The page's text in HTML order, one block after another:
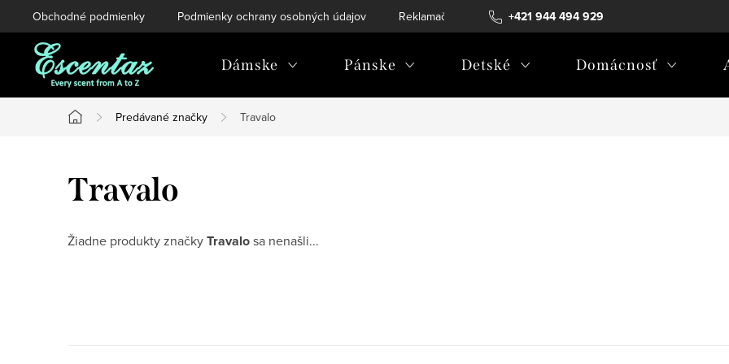
na
+421 944 494 929
Obchodné podmienky Podmienky ochrany osobných údajov Reklamačný poriadok Reklamačný formulár
Dámske Pánske Detské Domácnosť
Domov
Predávané značky Travalo
Travalo
Žiadne produkty značkyTravalosa nenašli...